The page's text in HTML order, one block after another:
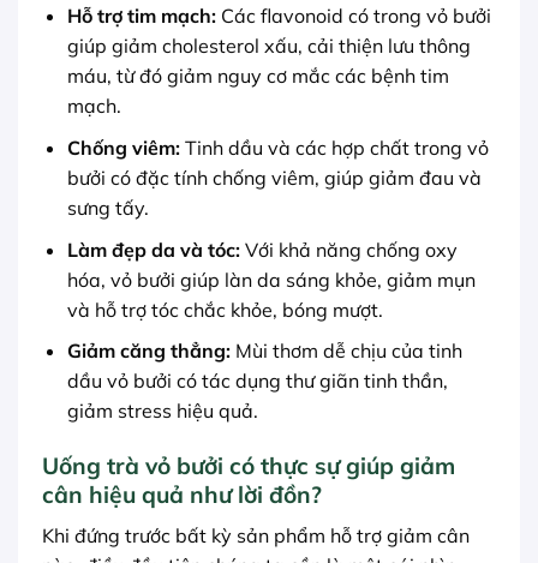
Hỗ trợ tim mạch:Các flavonoid có trong vỏ bưởi
giúp giảm cholesterol xấu, cải thiện lưu thông
máu, từ đó giảm nguy cơ mắc các bệnh tim
mạch.
Chống viêm:Tinh dầu và các hợp chất trong vỏ
bưởi có đặc tính chống viêm, giúp giảm đau và
sưng tấy.
Làm đẹp da và tóc:Với khả năng chống oxy
hóa, vỏ bưởi giúp làn da sáng khỏe, giảm mụn
và hỗ trợ tóc chắc khỏe, bóng mượt.
Giảm căng thẳng:Mùi thơm dễ chịu của tinh
dầu vỏ bưởi có tác dụng thư giãn tinh thần,
giảm stress hiệu quả.
Uống trà vỏ bưởi có thực sự giúp giảm
cân hiệu quả như lời đồn?
Khi đứng trước bất kỳ sản phẩm hỗ trợ giảm cân